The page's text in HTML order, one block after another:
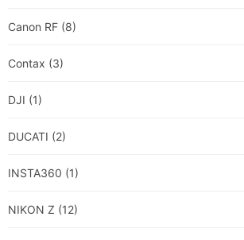
Canon RF (8)
Contax (3)
DJI (1)
DUCATI (2)
INSTA360 (1)
NIKON Z (12)